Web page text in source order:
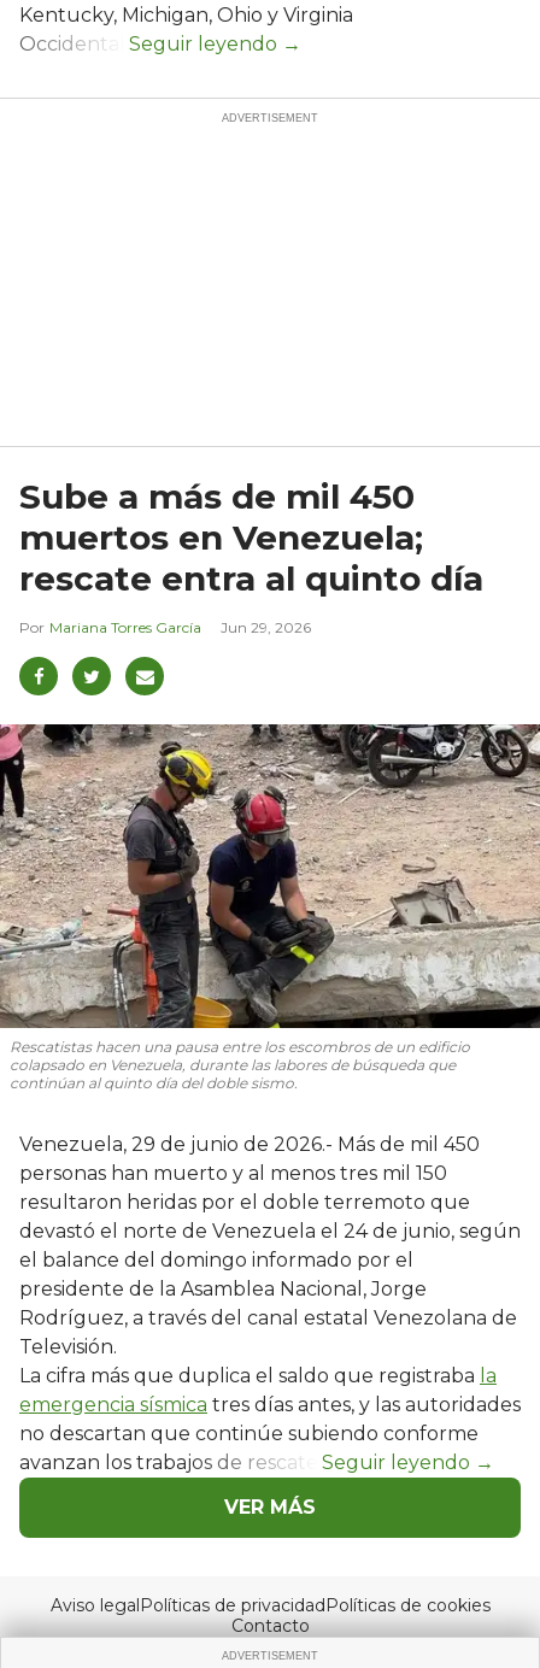
Kentucky, Michigan, Ohio y Virginia
Occidental.
Sube a más de mil 450
muertos en Venezuela;
rescate entra al quinto día
Mariana Torres García Jun 29, 2026
Rescatistas hacen una pausa entre los escombros de un edificio
colapsado en Venezuela, durante las labores de búsqueda que
continúan al quinto día del doble sismo.
Venezuela, 29 de junio de 2026.- Más de mil 450
personas han muerto y al menos tres mil 150
resultaron heridas por el doble terremoto que
devastó el norte de Venezuela el 24 de junio, según
el balance del domingo informado por el
presidente de la Asamblea Nacional, Jorge
Rodríguez, a través del canal estatal Venezolana de
Televisión.
La cifra más que duplica el saldo que registraba la
emergencia sísmica tres días antes, y las autoridades
no descartan que continúe subiendo conforme
avanzan los trabajos de rescate.
VER MÁS
Aviso legalPolíticas de privacidadPolíticas de cookies
Contacto